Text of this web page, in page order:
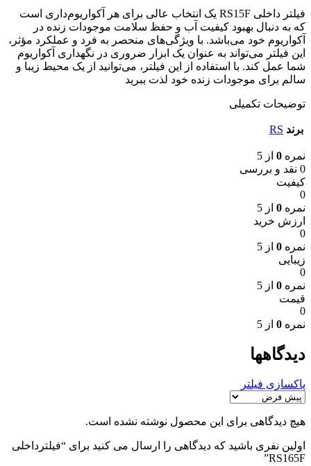
فیلتر داخلی RS15F یک انتخاب عالی برای هر آکواریوم‌داری است
که به دنبال بهبود کیفیت آب و حفظ سلامت موجودات زنده در
آکواریوم خود می‌باشد. با ویژگی‌های منحصر به فرد و عملکرد مؤثر،
این فیلتر می‌تواند به عنوان یک ابزار ضروری در نگهداری آکواریوم
شما عمل کند. با استفاده از این فیلتر، می‌توانید از یک محیط زیبا و
سالم برای موجودات زنده خود لذت ببرید
توضیحات تکمیلی
برند RS
نمره 0 از 5
0 نقد و بررسی
کیفیت
0
نمره 0 از 5
ارزش خرید
0
نمره 0 از 5
زیبایی
0
نمره 0 از 5
قیمت
0
نمره 0 از 5
دیدگاهها
پاکسازی فیلتر
هیچ دیدگاهی برای این محصول نوشته نشده است.
اولین نفری باشید که دیدگاهی را ارسال می کنید برای “فیلترداخلی
RS165F”